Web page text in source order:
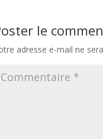
le
adresse e-mail ne